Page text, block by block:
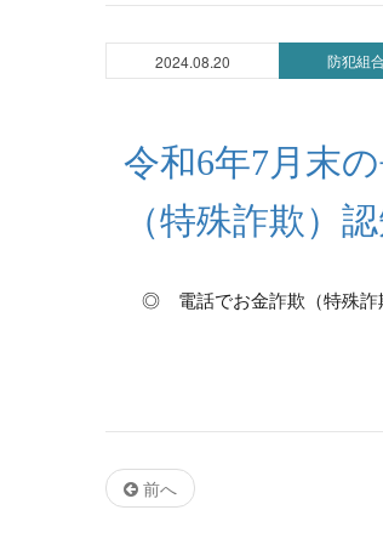
2024.08.20 防犯組
令和6年7月末
（特殊詐欺）
◎ 電話でお金詐欺（特殊詐
前へ